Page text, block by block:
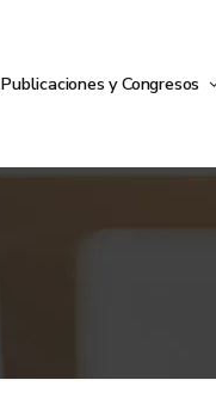
Publicaciones y Congresos